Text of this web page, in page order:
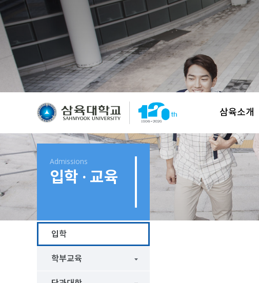
삼육소개
Admissions
입학 · 교육
입학
학부교육